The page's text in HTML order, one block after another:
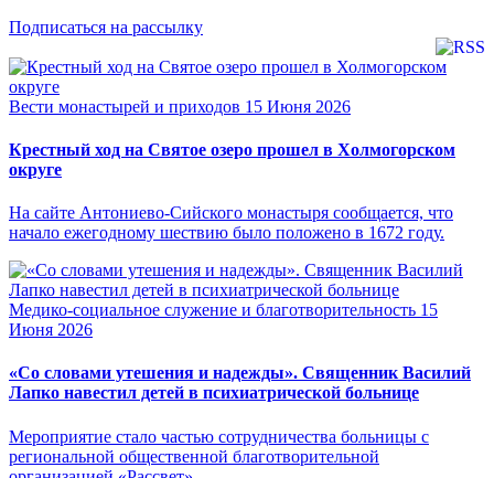
Подписаться на рассылку
Вести монастырей и приходов 15 Июня 2026
Крестный ход на Святое озеро прошел в Холмогорском
округе
На сайте Антониево-Сийского монастыря сообщается, что
начало ежегодному шествию было положено в 1672 году.
Медико-социальное служение и благотворительность 15
Июня 2026
«Со словами утешения и надежды». Священник Василий
Лапко навестил детей в психиатрической больнице
Мероприятие стало частью сотрудничества больницы с
региональной общественной благотворительной